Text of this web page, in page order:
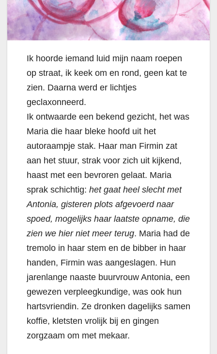
Ik hoorde iemand luid mijn naam roepen
op straat, ik keek om en rond, geen kat te
zien. Daarna werd er lichtjes
geclaxonneerd.
Ik ontwaarde een bekend gezicht, het was
Maria die haar bleke hoofd uit het
autoraampje stak. Haar man Firmin zat
aan het stuur, strak voor zich uit kijkend,
haast met een bevroren gelaat. Maria
sprak schichtig: het gaat heel slecht met
Antonia, gisteren plots afgevoerd naar
spoed, mogelijks haar laatste opname, die
zien we hier niet meer terug. Maria had de
tremolo in haar stem en de bibber in haar
handen, Firmin was aangeslagen. Hun
jarenlange naaste buurvrouw Antonia, een
gewezen verpleegkundige, was ook hun
hartsvriendin. Ze dronken dagelijks samen
koffie, kletsten vrolijk bij en gingen
zorgzaam om met mekaar.